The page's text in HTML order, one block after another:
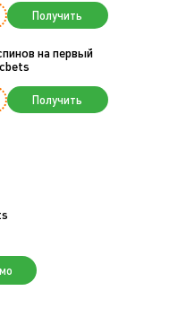
Получить
на первый
Получить